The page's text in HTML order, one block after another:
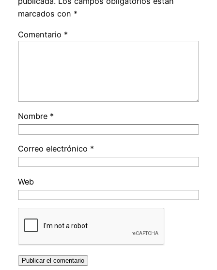
marcados con *
Comentario *
Nombre *
Correo electrónico *
Web